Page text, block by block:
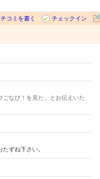
コミを書く
チェックイン
なび！を見た」とお伝えいた
ずね下さい。